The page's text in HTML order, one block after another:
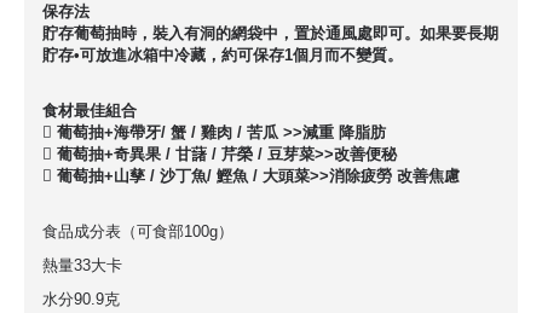
保存法
貯存葡萄抽時，裝入有洞的網袋中，置於通風處即可。如果要長期
貯存•可放進冰箱中冷藏，約可保存1個月而不變質。
食材最佳組合
 葡萄抽+海帶牙/ 蟹 / 雞肉 / 苦瓜 >>減重 降脂肪
 葡萄抽+奇異果 / 甘藷 / 芹榮 / 豆芽菜>>改善便秘
 葡萄抽+山孳 / 沙丁魚/ 鰹魚 / 大頭菜>>消除疲勞 改善焦慮
食品成分表（可食部100g）
熱量33大卡
水分90.9克